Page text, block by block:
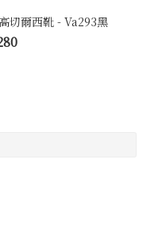
切爾西靴 - Va293黑